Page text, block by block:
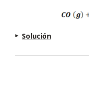
Conclusión:
Solución
El Ne no